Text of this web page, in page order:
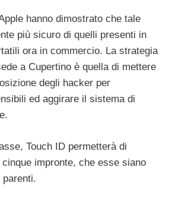
hanno dimostrato che tale
più sicuro di quelli presenti in
ora in commercio. La strategia
a Cupertino è quella di mettere
degli hacker per
ed aggirare il sistema di
Touch ID permetterà di
impronte, che esse siano